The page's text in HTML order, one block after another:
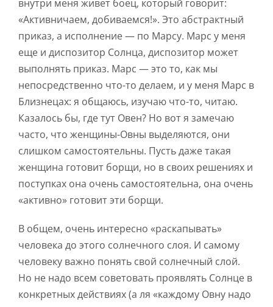
внутри меня живет боец, который говорит:
«Активничаем, добиваемся!». Это абстрактный
приказ, а исполнение — по Марсу. Марс у меня
еще и диспозитор Солнца, диспозитор может
выполнять приказ. Марс — это то, как мы
непосредственно что-то делаем, и у меня Марс в
Близнецах: я общаюсь, изучаю что-то, читаю.
Казалось бы, где тут Овен? Но вот я замечаю
часто, что женщины-Овны выделяются, они
слишком самостоятельны. Пусть даже такая
женщина готовит борщи, но в своих решениях и
поступках она очень самостоятельна, она очень
«активно» готовит эти борщи.
В общем, очень интересно «раскапывать»
человека до этого солнечного слоя. И самому
человеку важно понять свой солнечный слой.
Но не надо всем советовать проявлять Солнце в
конкретных действиях (а ля «каждому Овну надо